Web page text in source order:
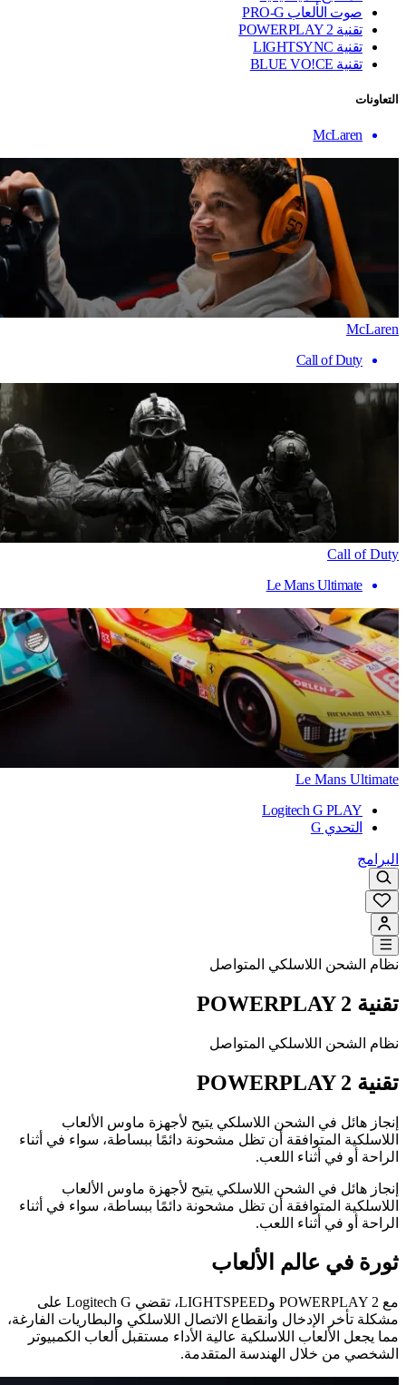
صوت الألعاب PRO-G
تقنية ‏POWERPLAY 2
تقنية LIGHTSYNC
تقنية BLUE VO!CE
التعاونات
McLaren
McLaren
Call of Duty
Call of Duty
Le Mans Ultimate
Le Mans Ultimate
Logitech G PLAY
التحدي G
البرامج
نظام الشحن اللاسلكي المتواصل
تقنية POWERPLAY 2‎
نظام الشحن اللاسلكي المتواصل
تقنية POWERPLAY 2‎
إنجاز هائل في الشحن اللاسلكي يتيح لأجهزة ماوس الألعاب
اللاسلكية المتوافقة أن تظل مشحونة دائمًا ببساطة، سواء في أثناء
الراحة أو في أثناء اللعب.
إنجاز هائل في الشحن اللاسلكي يتيح لأجهزة ماوس الألعاب
اللاسلكية المتوافقة أن تظل مشحونة دائمًا ببساطة، سواء في أثناء
الراحة أو في أثناء اللعب.
ثورة في عالم الألعاب
مع POWERPLAY 2 وLIGHTSPEED، تقضي Logitech G على
مشكلة تأخر الإدخال وانقطاع الاتصال اللاسلكي والبطاريات الفارغة،
مما يجعل الألعاب اللاسلكية عالية الأداء مستقبل ألعاب الكمبيوتر
الشخصي من خلال الهندسة المتقدمة.